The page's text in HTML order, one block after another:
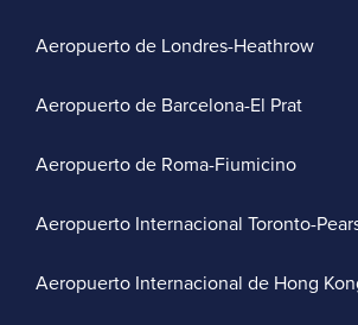
Aeropuerto de Londres-Heathrow
Aeropuerto de Barcelona-El Prat
Aeropuerto de Roma-Fiumicino
Aeropuerto Internacional Toronto-
Aeropuerto Internacional de Hong